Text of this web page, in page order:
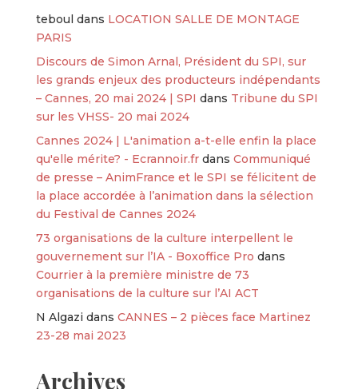
teboul dans LOCATION SALLE DE MONTAGE
PARIS
Discours de Simon Arnal, Président du SPI, sur
les grands enjeux des producteurs indépendants
– Cannes, 20 mai 2024 | SPI dans Tribune du SPI
sur les VHSS- 20 mai 2024
Cannes 2024 | L'animation a-t-elle enfin la place
qu'elle mérite? - Ecrannoir.frdans Communiqué
de presse – AnimFrance et le SPI se félicitent de
la place accordée à l’animation dans la sélection
du Festival de Cannes 2024
73 organisations de la culture interpellent le
gouvernement sur l’IA - Boxoffice Pro dans
Courrier à la première ministre de 73
organisations de la culture sur l’AI ACT
N Algazi dans CANNES – 2 pièces face Martinez
23-28 mai 2023
Archives